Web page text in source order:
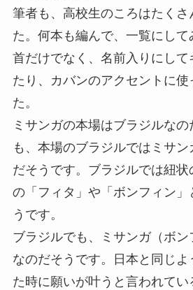
筆者も、高校生のころはたくさ
た。何本も編んで、一覧にして
首だけでなく、名前入りにして
たり、カバンのアクセントに使
た。
ミサンガの本場はブラジルな
も、本場のブラジルではミサ
だそうです。ブラジルでは紐
の「フィタ」や「ボンフィン」
うです。
ブラジルでも、ミサンガ（ボン
なのだそうです。日本と同じ
た時に願いが叶うと言われてい